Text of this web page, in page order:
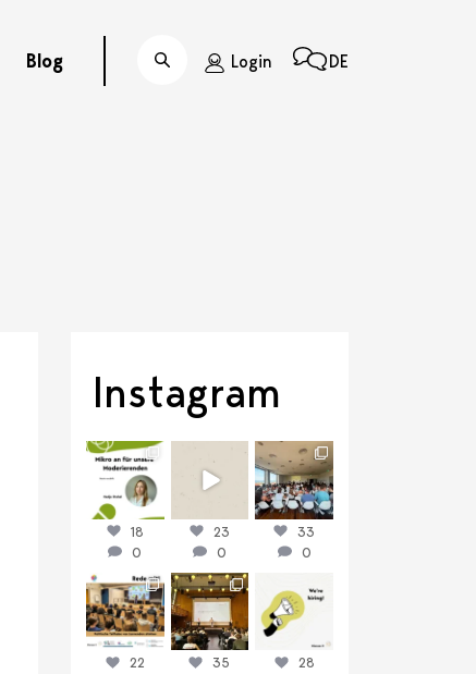
Blog Suche Login DE
Instagram
discussit_ch
Juli 21
18
0
discussit_ch
Juli 6
23
0
discussit_ch
Juli 1
33
0
discussit_ch
Juni 16
22
discussit_ch
Juni 9
35
discussit_ch
Juni 8
28